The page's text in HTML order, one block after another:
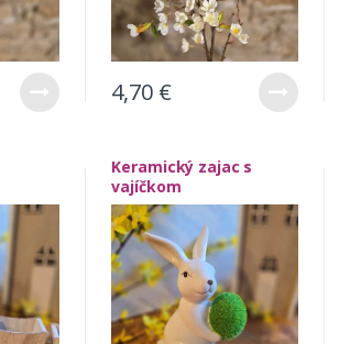
4,70 €
Keramický zajac s
vajíčkom